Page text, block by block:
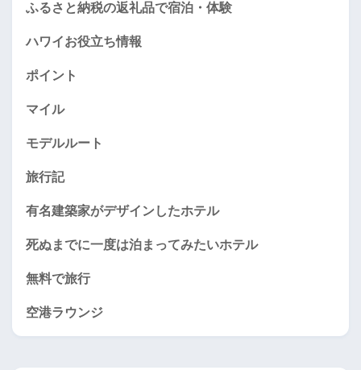
ふるさと納税の返礼品で宿泊・体験
ハワイお役立ち情報
ポイント
マイル
モデルルート
旅行記
有名建築家がデザインしたホテル
死ぬまでに一度は泊まってみたいホテル
無料で旅行
空港ラウンジ